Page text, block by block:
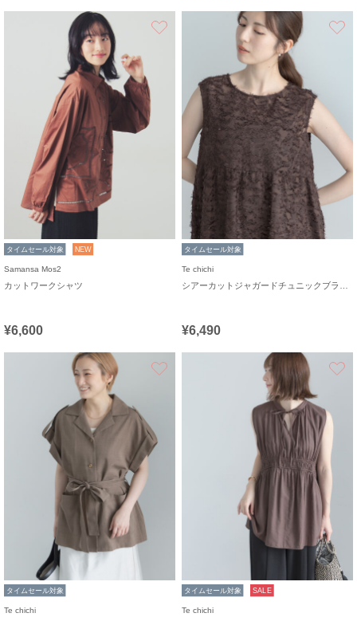
タイムセール対象 NEW
Samansa Mos2
カットワークシャツ
¥6,600
タイムセール対象
Te chichi
¥6,490
タイムセール対象
Te chichi
タイムセール対象 SALE
Te chichi